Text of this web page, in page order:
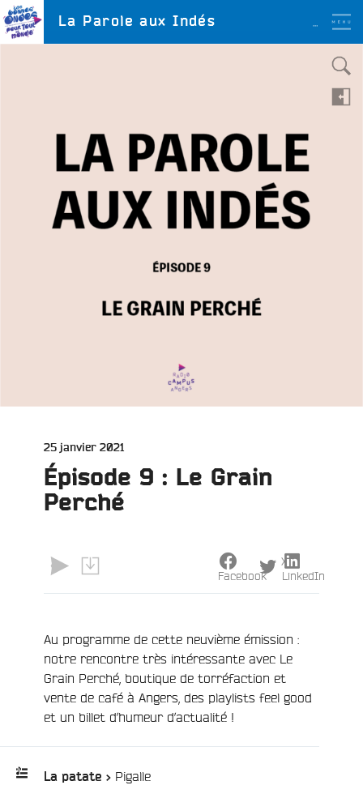
Aller
au
contenu
POUR TOUT LE MONDE !
La Parole aux Indés
Publié
25 janvier 2021
Épisode 9 : Le Grain
Perché
Au programme de cette neuvième émission :
notre rencontre très intéressante avec Le
Grain Perché, boutique de torréfaction et
vente de café à Angers, des playlists feel good
et un billet d’humeur d’actualité !
La patate > Pigalle/
Facebook
X
LinkedIn